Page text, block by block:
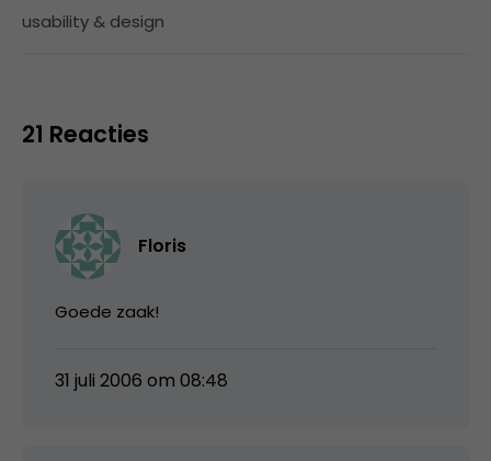
usability & design
21 Reacties
Floris
Goede zaak!
31 juli 2006 om 08:48